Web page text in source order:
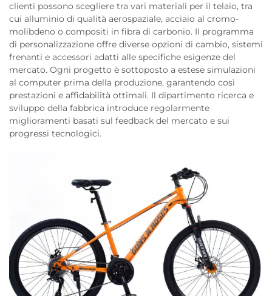
clienti possono scegliere tra vari materiali per il telaio, tra
cui alluminio di qualità aerospaziale, acciaio al cromo-
molibdeno o compositi in fibra di carbonio. Il programma
di personalizzazione offre diverse opzioni di cambio, sistemi
frenanti e accessori adatti alle specifiche esigenze del
mercato. Ogni progetto è sottoposto a estese simulazioni
al computer prima della produzione, garantendo così
prestazioni e affidabilità ottimali. Il dipartimento ricerca e
sviluppo della fabbrica introduce regolarmente
miglioramenti basati sul feedback del mercato e sui
progressi tecnologici.